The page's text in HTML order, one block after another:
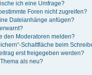
ich eine Umfrage?
Foren nicht zugreifen?
Dateianhänge anfügen?
den Moderatoren melden?
Schaltfläche beim
erst freigegeben werden?
als neu?